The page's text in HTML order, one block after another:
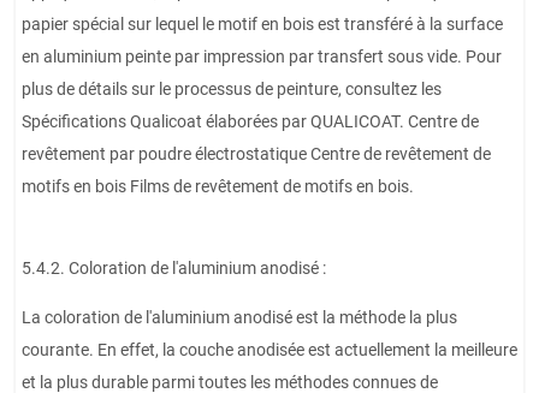
papier spécial sur lequel le motif en bois est transféré à la surface
en aluminium peinte par impression par transfert sous vide. Pour
plus de détails sur le processus de peinture, consultez les
Spécifications Qualicoat élaborées par QUALICOAT. Centre de
revêtement par poudre électrostatique Centre de revêtement de
motifs en bois Films de revêtement de motifs en bois.
5.4.2. Coloration de l'aluminium anodisé :
La coloration de l'aluminium anodisé est la méthode la plus
courante. En effet, la couche anodisée est actuellement la meilleure
et la plus durable parmi toutes les méthodes connues de